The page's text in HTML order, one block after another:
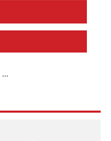
2026
2027